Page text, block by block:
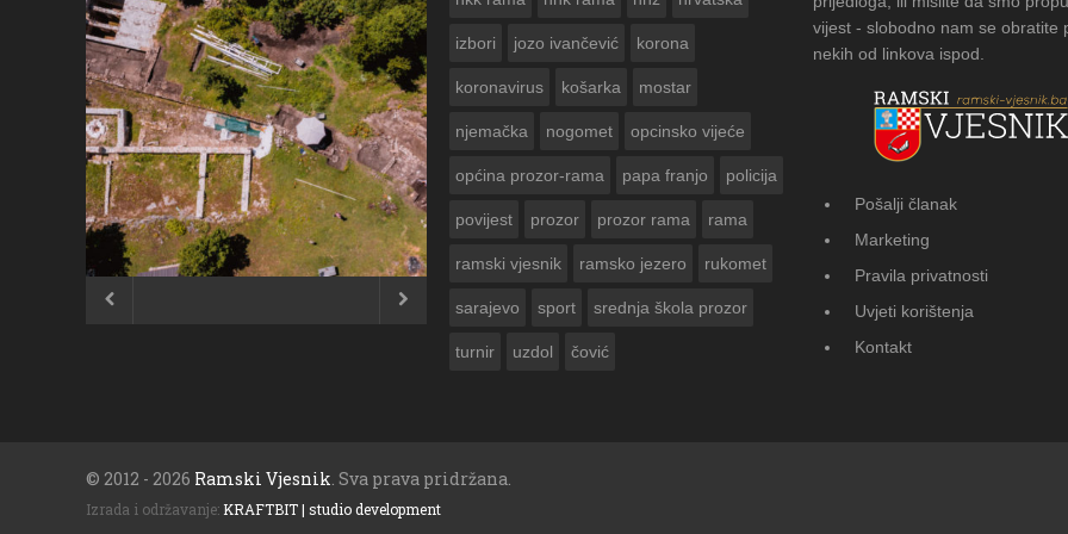
ČESTITKA RAMSKOG VJESNIKA ZA
USKRS 2023. GODINE
FOTOGALERIJA: Čuvanje običaja u Donjoj
 
izbori jozo ivančević korona
koronavirus košarka mostar
njemačka nogomet opcinsko vijeće
općina prozor-rama papa franjo policija
povijest prozor prozor rama rama
ramski vjesnik ramsko jezero rukomet
sarajevo sport srednja škola prozor
turnir uzdol čović
vijest - slobodno nam se obratite
nekih od linkova ispod.
Pošalji članak
Marketing
Pravila privatnosti
Uvjeti korištenja
Kontakt
© 2012 - 2026 Ramski Vjesnik. Sva prava pridržana.
Izrada i održavanje: KRAFTBIT | studio development